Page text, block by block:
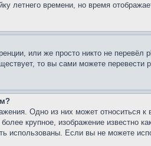
летнего времени, но время
или же просто никто не
то вы сами можете
Одно из них может
крупное, изображение известно
использованы. Если вы не можете